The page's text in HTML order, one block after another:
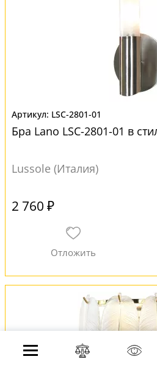
LSC-2801-01
Бра Lano LSC-2801-01 в
Lussole (Италия)
2 760 ₽